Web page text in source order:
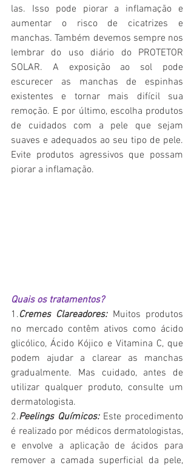
las. Isso pode piorar a inflamação e
aumentar o risco de cicatrizes e
manchas. Também devemos sempre nos
lembrar do uso diário do PROTETOR
SOLAR. A exposição ao sol pode
escurecer as manchas de espinhas
existentes e tornar mais difícil sua
remoção. E por último, escolha produtos
de cuidados com a pele que sejam
suaves e adequados ao seu tipo de pele.
Evite produtos agressivos que possam
piorar a inflamação.
Quais os tratamentos?
1.Cremes Clareadores: Muitos produtos
no mercado contêm ativos como ácido
glicólico, Ácido Kójico e Vitamina C, que
podem ajudar a clarear as manchas
gradualmente. Mas cuidado, antes de
utilizar qualquer produto, consulte um
dermatologista.
2.Peelings Químicos: Este procedimento
é realizado por médicos dermatologistas,
e envolve a aplicação de ácidos para
remover a camada superficial da pele,